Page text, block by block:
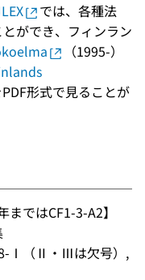
では、各種法
ができ、フィンラン
（1995-）
PDF形式で見ることが
まではCF1-3-A2】
Ⅰ（Ⅱ・Ⅲは欠号）,